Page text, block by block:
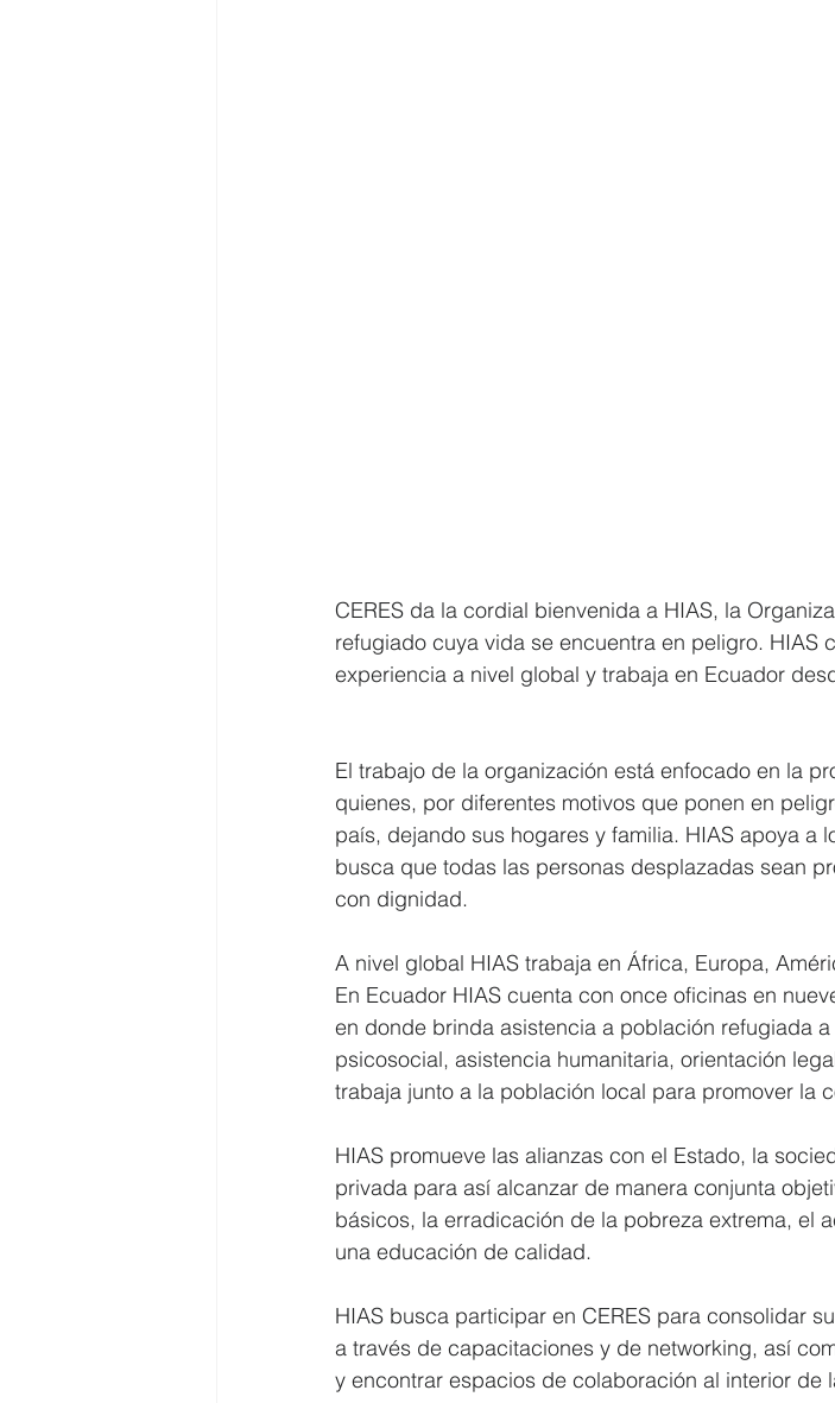
CERES da la cordial bienvenida a HIAS, la
refugiado cuya vida se encuentra en peligro. HIAS
experiencia a nivel global y trabaja en Ecuador
El trabajo de la organización está enfocado en la
quienes, por diferentes motivos que ponen en
país, dejando sus hogares y familia. HIAS apoya a
busca que todas las personas desplazadas sean
con dignidad.
A nivel global HIAS trabaja en África, Europa,
En Ecuador HIAS cuenta con once oficinas en
en donde brinda asistencia a población refugiada
psicosocial, asistencia humanitaria, orientación
trabaja junto a la población local para promover la
HIAS promueve las alianzas con el Estado, la
privada para así alcanzar de manera conjunta
básicos, la erradicación de la pobreza extrema, el
una educación de calidad.
HIAS busca participar en CERES para consolidar
a través de capacitaciones y de networking, así
y encontrar espacios de colaboración al interior de